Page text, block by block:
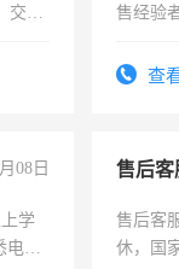
交五
售经验
查
08日
学
电脑
售后客
售后客
休，国